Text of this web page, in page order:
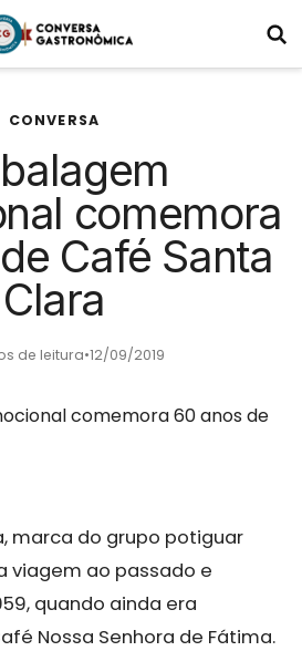
CONVERSA
comemora
Café Santa
Clara
de leitura•12/09/2019
marca do grupo potiguar
viagem ao passado e
quando ainda era
Nossa Senhora de Fátima.